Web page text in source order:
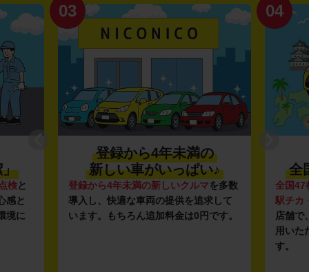
」
検と
感と
境に
03
登録から4年未満の
新しい車がいっぱい♪
登録から4年未満の新しいクルマを多数
導入し、快適な車両の提供を追求して
います。もちろん追加料金は0円です。
04
全
全国47
駅チカ
店舗で
用いた
す。